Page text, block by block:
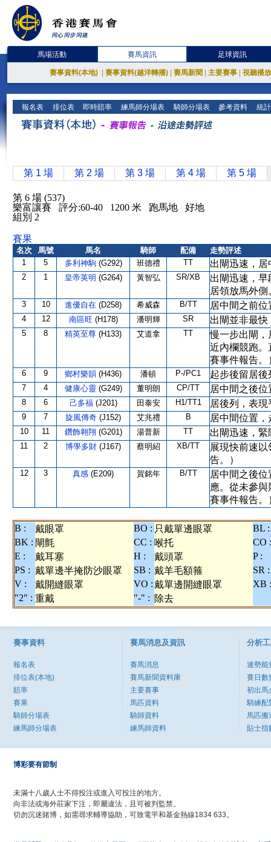
馬場活動 賽馬資訊 足球資訊
賽事資料(本地) 賽事資料(越洋轉播) 賽馬新聞 主要賽事 視聽播
報名表 排位表 即時賠率 練馬師分場表 騎師分場表 參考資料 統
第 1 場 第 2 場 第 3 場 第 4 場 第 5 場
第 6 場 (537)
樂富讓賽 評分:60-40 1200 米 跑馬地 好地
組別 2
賽果
名次 馬號 馬名 騎師 配備
走勢評述
1
5 多利神駒 (G292) 班德禮 TT 出閘迅速，
2 1 皇帝英明 (G264) 黃智弘 SR/XB
出閘迅速，
居領放馬外
3 10 進優自在 (D258) 希威森 B/TT 居中間之前
4 12 南區旺 (H178) 潘明輝 SR 出閘並非最
5 8 精英至尊 (H133) 艾道拿 TT
慢一步出閘，
近內欄競跑。
賽事件報告。
6 9 鄉村樂韻 (H436) 潘頓 P-/PC1 起步後留居
7 4 健康心靈 (G249) 董明朗 CP/TT 居中間之後
8 6 己多福 (J201) 田泰安 H1/TT1 居後列，表現
9 7 旋風傳奇 (J152) 艾兆禮 B 居中間位置
10 11 鑽飾翱翔 (G201) 湯普新 TT 出閘迅速，
11 2 博學多財 (J167) 蔡明紹 XB/TT
展現快前速
告。）
12 3 真感 (E209) 賀銘年 B/TT
居中間之後
應。從未參
賽事件報告。
B : 戴眼罩 BO : 只戴單邊眼罩
BL :
BK : 閘氈 CC : 喉托
CO :
E :
戴耳塞 H : 戴頭罩
P :
PS : 戴單邊半掩防沙眼罩 SB : 戴羊毛額箍
SR :
V :
戴開縫眼罩 VO :戴單邊開縫眼罩
XB :
"2" : 重戴 "-" : 除去
賽事資料
報名表
排位表(本地)
賠率
賽果
騎師分場表
練馬師分場表
賽馬消息及資訊
賽馬消息
賽馬新聞資料庫
主要賽事
馬匹資料
騎師資料
練馬師資料
分析
速勢能
賽日數
初出馬
騎練配
馬匹搬
貼士指
博彩要有節制
未滿十八歲人士不得投注或進入可投注的地方。
向非法或海外莊家下注，即屬違法，且可被判監禁。
切勿沉迷賭博，如需尋求輔導協助，可致電平和基金熱線1834 633。